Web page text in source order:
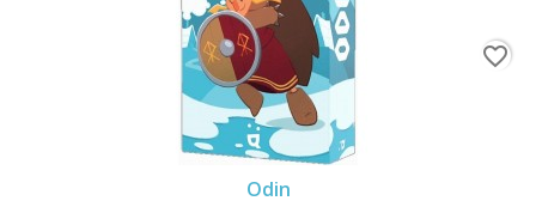
Odin
favorite_border